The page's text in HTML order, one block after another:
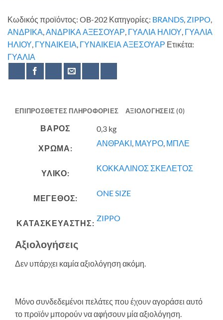
Κωδικός προϊόντος: OB-202 Κατηγορίες: BRANDS ZIPPO
ΑΝΔΡΙΚΑ ΑΝΔΡΙΚΑ ΑΞΕΣΟΥΑΡ ΓΥΑΛΙΑ ΗΛΙΟΥ ΓΥΑΛΙΑ
ΗΛΙΟΥ ΓΥΝΑΙΚΕΙΑ ΓΥΝΑΙΚΕΙΑ ΑΞΕΣΟΥΑΡ Ετικέτα:
ΓΥΑΛΙΑ
ΕΠΙΠΡΌΣΘΕΤΕΣ ΠΛΗΡΟΦΟΡΊΕΣ ΑΞΙΟΛΟΓΉΣΕΙΣ (0)
ΒΆΡΟΣ 0,3 kg
ΧΡΩΜΑ:
ΑΝΘΡΑΚΙ, ΜΑΥΡΟ, ΜΠΛΕ
ΥΛΙΚΟ:
ΚΟΚΚΑΛΙΝΟΣ ΣΚΕΛΕΤΟΣ
ΜΕΓΕΘΟΣ:
ONE SIZE
ΚΑΤΑΣΚΕΥΑΣΤΗΣ:
ZIPPO
Αξιολογήσεις
Δεν υπάρχει καμία αξιολόγηση ακόμη.
Μόνο συνδεδεμένοι πελάτες που έχουν αγοράσει αυτό
το προϊόν μπορούν να αφήσουν μία αξιολόγηση.